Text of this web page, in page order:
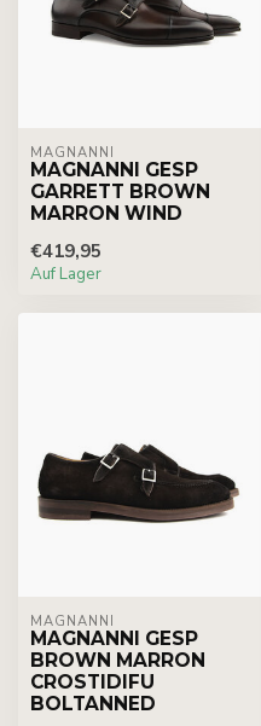
MAGNANNI
MAGNANNI GESP
GARRETT BROWN
MARRON WIND
€419,95
Auf Lager
MAGNANNI
MAGNANNI GESP
BROWN MARRON
CROSTIDIFU
BOLTANNED